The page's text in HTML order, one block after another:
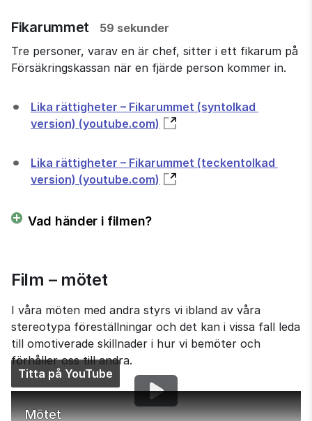
Fikarummet
59 sekunder
Tre personer, varav en är chef, sitter i ett fikarum på
Försäkringskassan när en fjärde person kommer in.
Lika rättigheter – Fikarummet (syntolkad
version) (youtube.com)
Lika rättigheter – Fikarummet (teckentolkad
version) (youtube.com)
Vad händer i filmen?
Film – mötet
I våra möten med andra styrs vi ibland av våra
stereotypa föreställningar och det kan i vissa fall leda
till omotiverade skillnader i hur vi bemöter och
förhåller oss till andra.
Mötet
Titta på YouTube